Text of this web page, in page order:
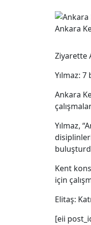
Ankara
Ziyarette
Yılmaz:
Ankara
Yılmaz,
Kent
için
Elitaş:
[eii